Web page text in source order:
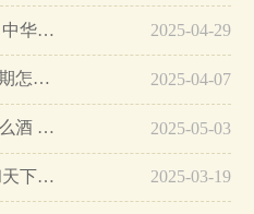
中华金中支好抽吗味道咋样 中华金中支口感特点介绍… 2025-04-29
南京金陵十二钗香烟生产日期怎么看 南京金陵十二钗香烟保质期… 2025-04-07
贵烟国酒香30爆珠里面是什么酒 贵烟国酒香30怎么辨别真假… 2025-05-03
和天下烟生产日期怎么看 和天下烟真假辨别方法六个方面… 2025-03-19